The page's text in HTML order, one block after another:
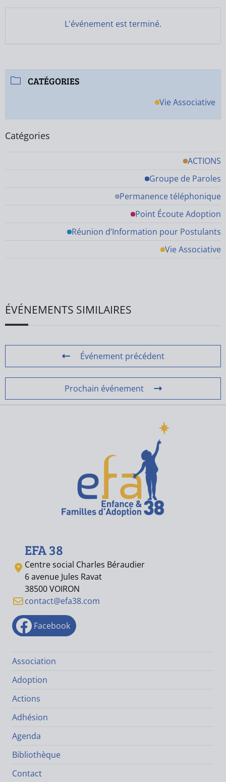
CATÉGORIES
Vie Associative
Catégories
ACTIONS
Groupe de Paroles
Permanence téléphonique
Point Écoute Adoption
Réunion d’Information pour Postulants
Vie Associative
L'événement est terminé.
ÉVÉNEMENTS SIMILAIRES
Événement précédent
Prochain événement
EFA 38
Centre social Charles Béraudier
6 avenue Jules Ravat
38500 VOIRON
contact@efa38.com
Facebook
Association
Adoption
Actions
Adhésion
Agenda
Bibliothèque
Contact